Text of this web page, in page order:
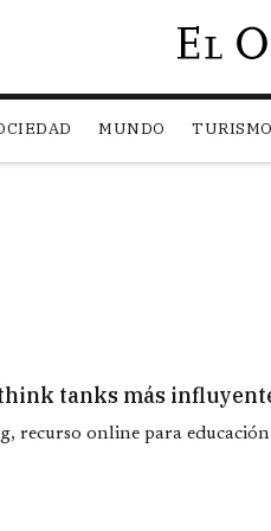
MUNDO TURISMO
tanks más
recurso online para